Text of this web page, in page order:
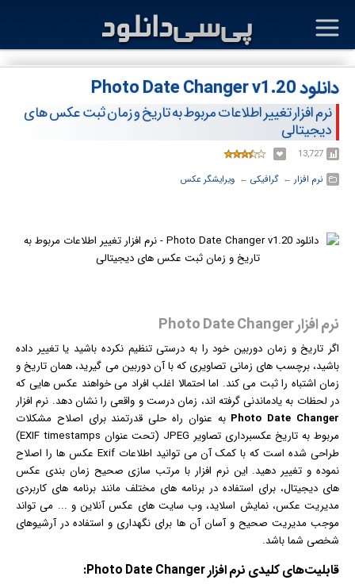
دانلود Photo Date Changer v1.20
نرم افزار تغییر اطلاعات مربوط به تاریخ و زمان ثبت عکس های
دیجیتالی
13,727
نرم افزار ← ‏گرافیکی ← ‏ ویرایشگر عکس
نرم افزار Photo Date Changer
اگر تاریخ و زمان دوربین خود را به درستی تنظیم نکرده باشید یا تغییر داده
باشید، برچسب های زمانی تصاویری که با آن دوربین می گیرید، همان تاریخ و
زمان اشتباه را ثبت می کند. اما احتمالا اغلب افراد می خواهند عکسهایی که
در لحظات به یادماندنی گرفته اند، زمان درست و واقعی را نشان دهد. نرم افزار
Photo Date Changer به عنوان راه حلی قدرتمند برای اصلاح مشکلات
مربوط به تاریخ عکسبرداری تصاویر JPEG (تحت عنوان EXIF timestamps)
طراحی شده است که با کمک آن می توانید اطلاعات Exif عکس ها را اصلاح
نموده و تغییر دهید. این نرم افزار با مرتب سازی صحیح زمان بندی عکس
های دیجیتال، برای استفاده در برنامه های مختلف مانند برنامه های کاربردی
مدیریت عکس، نمایش اسلاید، وب سایت های عکس آنلاین و ... می تواند
موجب مدیریت صحیح و آسان آن ها برای نگهداری و استفاده در آرشیوهای
شخصی شما باشد.
قابلیت‌های کلیدی نرم افزار